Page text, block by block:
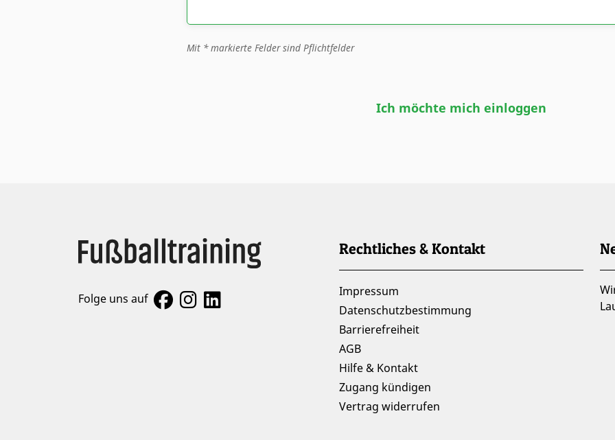
Mit *markierte Felder sind Pflichtfelder
Ich möchte mich einloggen
Folge uns auf
Rechtliches & Kontakt
Impressum
Datenschutzbestimmung
Barrierefreiheit
AGB
Hilfe & Kontakt
Zugang kündigen
Vertrag widerrufen